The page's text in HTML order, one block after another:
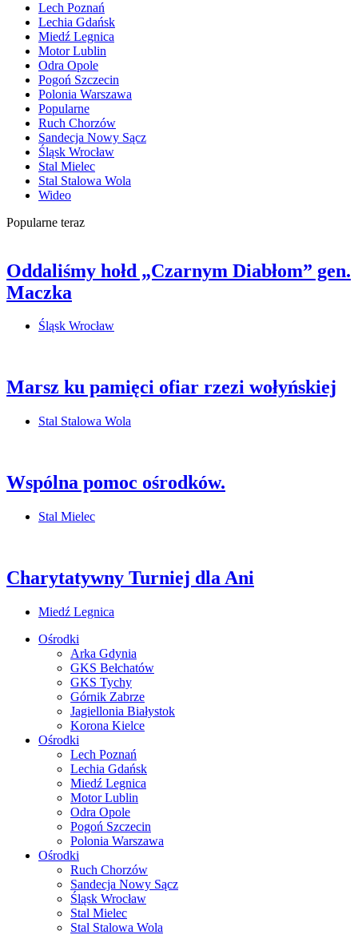
Lech Poznań
Lechia Gdańsk
Miedź Legnica
Motor Lublin
Odra Opole
Pogoń Szczecin
Polonia Warszawa
Popularne
Ruch Chorzów
Sandecja Nowy Sącz
Śląsk Wrocław
Stal Mielec
Stal Stalowa Wola
Wideo
Popularne teraz
Oddaliśmy hołd „Czarnym Diabłom” gen.
Maczka
Śląsk Wrocław
Marsz ku pamięci ofiar rzezi wołyńskiej
Stal Stalowa Wola
Wspólna pomoc ośrodków.
Stal Mielec
Charytatywny Turniej dla Ani
Miedź Legnica
Ośrodki
Arka Gdynia
GKS Bełchatów
GKS Tychy
Górnik Zabrze
Jagiellonia Białystok
Korona Kielce
Ośrodki
Lech Poznań
Lechia Gdańsk
Miedź Legnica
Motor Lublin
Odra Opole
Pogoń Szczecin
Polonia Warszawa
Ośrodki
Ruch Chorzów
Sandecja Nowy Sącz
Śląsk Wrocław
Stal Mielec
Stal Stalowa Wola